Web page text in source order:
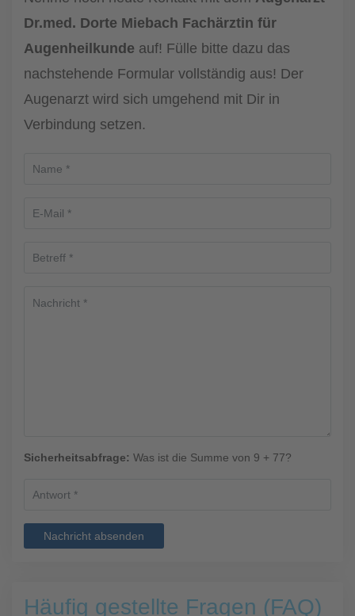
Dr.med. Dorte Miebach Fachärztin für
Augenheilkunde auf! Fülle bitte dazu das
nachstehende Formular vollständig aus! Der
Augenarzt wird sich umgehend mit Dir in
Verbindung setzen.
Sicherheitsabfrage: Was ist die Summe von 9 + 77?
Nachricht absenden
Häufig gestellte Fragen (FAQ)